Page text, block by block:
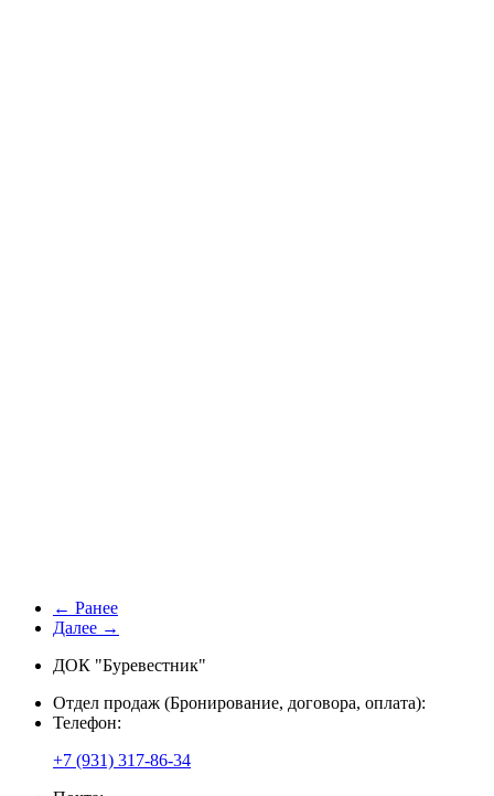
← Ранее
Далее →
ДОК "Буревестник"
Отдел продаж (Бронирование, договора, оплата):
Телефон:
+7 (931) 317-86-34